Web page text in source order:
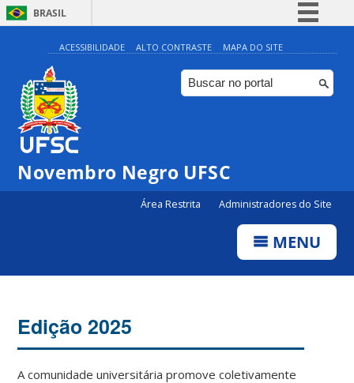
BRASIL
Simplifique!
Comunica BR
Participe
ACESSIBILIDADE ALTO CONTRASTE MAPA DO SITE
Novembro Negro UFSC
Área Restrita Administradores do Site
MENU
Edição 2025
A comunidade universitária promove coletivamente